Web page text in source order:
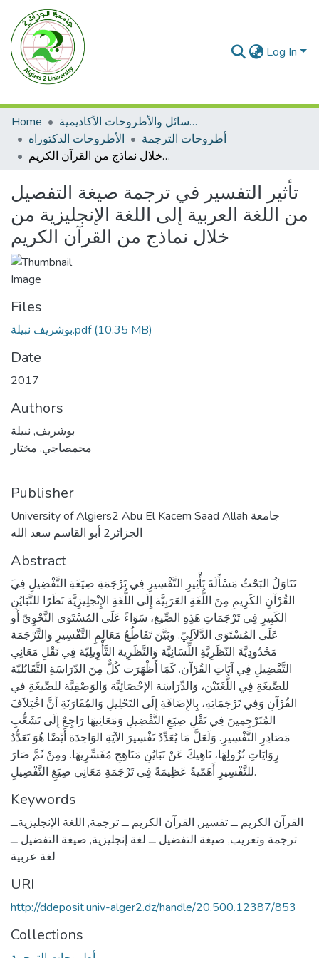
Log In
Home
الرسائل والأطروحات الأكاديمية
الأطروحات الدكتوراه
أطروحات الترجمة
تأثير التفسير في ترجمة صيغة التفصيل من اللغة العربية إلى اللغة الإنجليزية من خلال نماذج من القرآن الكريم
تأثير التفسير في ترجمة صيغة التفصيل
من اللغة العربية إلى اللغة الإنجليزية من
خلال نماذج من القرآن الكريم
Files
بوشريف نبيلة.pdf(10.35 MB)
Date
2017
Authors
بوشريف, نبيلة
محمصاجي, مختار
Publisher
University of Algiers2 Abu El Kacem Saad Allah جامعة
الجزائر2 أبو القاسم سعد الله
Abstract
القُرْآنِ الكَرِيمِ مِنَ اللُّغَةِ العَرَبِيَّة إِلَى اللُّغَةِ الإِنْجلِيزِيَّة نَظَرًا للتَّبَايُنِ
الكَبِيرِ فِي تَرْجَمَاتِ هَذِهِ الصِّيغ، سَوَاءً عَلَى المُسْتَوَى النَّحْوِيّ أَو
عَلَى المُسْتَوَى الدَّلاَلِيّ. وبَيَّنَ تَقَاطُعُ مَعَالِمِ التَّفْسِيرِ وَالتَّرْجَمَة
مَحْدُودِيَّةَ النّظَرِيَّةِ اللِّسَانِيَّة وَالنَّظَرِية التَّأْوِيلِيّة فِي نَقْلِ مَعَانِي
التَّفْضِيلِ فِي آيَاتِ القُرْآن. كَمَا أَظْهَرَت كُلٌّ مِنَ الدّرَاسَةِ التَّقَابُليّة
للصِّيغَةِ فِي اللُّغَتَيْن، وَالدِّرَاسَة الإحْصَائِيَّة وَالوَصْفِيَّة للصِّيغَةِ في
القُرْآنِ وَفِي تَرْجَمَاتِهِ، بِالإِضَافَةِ إِلَى التَحْلِيلِ وَالمُقَارَنَةِ أنَّ اخْتِلاَفَ
المُتَرْجِمِينَ فِي نَقْلِ صِيَغِ التَّفْضِيلِ وَمَعَانِيهَا رَاجِعٌ إِلَى تَشَعُّبِ
مَصَادِرِ التَّفْسِيرِ. وَلَعَلَّ مَا يُعَدِّدُ تَفْسِيرَ الآيَةِ الوَاحِدَة أَيْضًا هُوَ تَعَدُّدُ
رِوَايَاتِ نُزُولِهَا، نَاهِيكَ عَنْ تَبَايُنِ مَنَاهِجِ مُفَسِّرِيهَا. ومِنْ ثَمَّ صَارَ
للتَّفْسِيرِ أَهَمّيةً عَظِيمَةً فِي تَرْجَمَةِ مَعَانِي صِيَغِ التَّفْضِيلِ.
Keywords
القرآن الكريم ــ تفسير , القرآن الكريم ــ ترجمة, اللغة الإنجليزيةــ
ترجمة وتعريب, صيغة التفضيل ــ لغة إنجليزية, صيغة التفضيل ــ
لغة عربية
URI
http://ddeposit.univ-alger2.dz/handle/20.500.12387/853
Collections